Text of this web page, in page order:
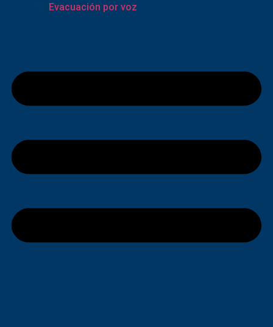
Evacuación por voz